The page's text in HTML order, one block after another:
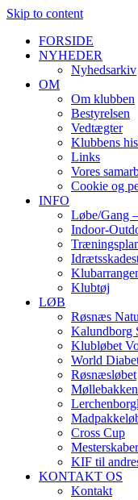
Skip to content
FORSIDE
NYHEDER
Nyhedsarkiv
OM
Om klubben
Bestyrelsen
Vedtægter
Klubbens
Links
Vores
Cookie og
INFO
Løbe/Gang
Indoor-
Klubtøj
LØB
Røsnæs
Kalundborg
Klubløbet
World
Røsnæsløbet
Cross Cup
Mesterskaber
KIF til
KONTAKT OS
Kontakt